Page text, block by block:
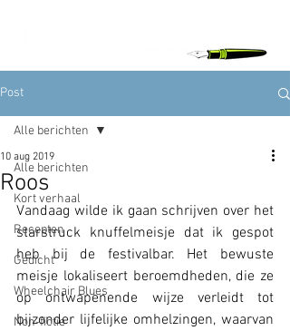
Post
Alle berichten
Kort verhaal
Recepten
Gedicht
Wheelchair Blues
Non-fictie
Alle berichten
Roos
10 aug 2019
Vandaag wilde ik gaan schrijven over het
starstruck knuffelmeisje dat ik gespot
heb bij de festivalbar. Het bewuste
meisje lokaliseert beroemdheden, die ze
op ontwapenende wijze verleidt tot
bijzonder lijfelijke omhelzingen, waarvan